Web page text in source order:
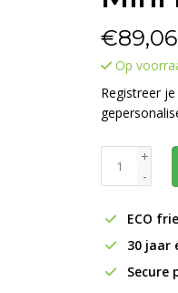
€89,06
Op
Registreer
+
-
ECO
30 jaar
Secure